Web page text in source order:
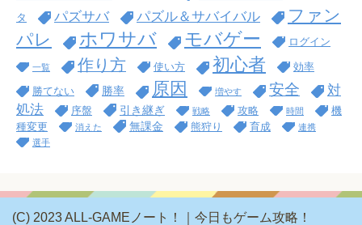
タ パズサバ パズル＆サバイバル
ファン
パレ
ホワサバ モバゲー ログイン
一覧 作り方 使い方 初心者 効率
勝てない 勝率 原因 増やす 安全
対
処法
序盤 引き継ぎ 戦略 攻略 時間
機
種変更
消えた 無課金 熊狩り 育成
連携
選手
(C) 2023 ALL-GAMEノート！｜今日もゲーム攻略！